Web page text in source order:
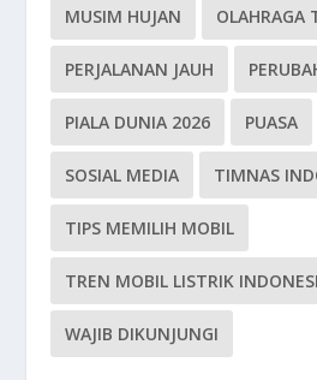
MUSIM HUJAN OLAHRAGA
PERJALANAN JAUH
PIALA DUNIA 2026 PUASA
SOSIAL MEDIA TIMNAS
TIPS MEMILIH MOBIL
TREN MOBIL LISTRIK
WAJIB DIKUNJUNGI